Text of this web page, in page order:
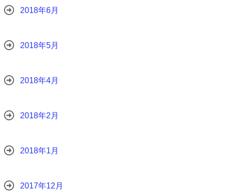
2018年6月
2018年5月
2018年4月
2018年2月
2018年1月
2017年12月